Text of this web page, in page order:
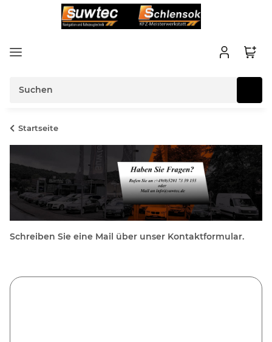
Startseite
Schreiben Sie eine Mail über unser Kontaktformular.